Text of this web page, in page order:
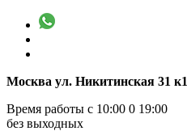
Москва ул. Никитинская 31 к1
Время работы с 10:00 0 19:00
без выходных